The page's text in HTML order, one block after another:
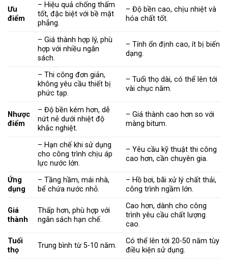
Ưu
điểm
– Hiệu quả chống thấm
tốt, đặc biệt với bề mặt
phẳng.
– Độ bền cao, chịu nhiệt và
hóa chất tốt.
– Giá thành hợp lý, phù
hợp với nhiều ngân
sách.
– Tính ổn định cao, ít bị biến
dạng.
– Thi công đơn giản,
không yêu cầu thiết bị
phức tạp.
– Tuổi thọ dài, có thể lên tới
vài chục năm.
Nhược
điểm
– Độ bền kém hơn, dễ
nứt nẻ dưới nhiệt độ
khắc nghiệt.
– Giá thành cao hơn so với
màng bitum.
– Hạn chế khi sử dụng
cho công trình chịu áp
lực nước lớn.
– Yêu cầu kỹ thuật thi công
cao hơn, cần chuyên gia.
Ứng
dụng
– Tầng hầm, mái nhà,
bể chứa nước nhỏ.
– Hồ bơi, bãi xử lý chất thải,
công trình ngầm lớn.
Giá
thành
Thấp hơn, phù hợp với
ngân sách hạn chế.
Cao hơn, dành cho công
trình yêu cầu chất lượng
cao.
Tuổi
thọ
Trung bình từ 5-10 năm.
Có thể lên tới 20-50 năm tùy
điều kiện sử dụng.